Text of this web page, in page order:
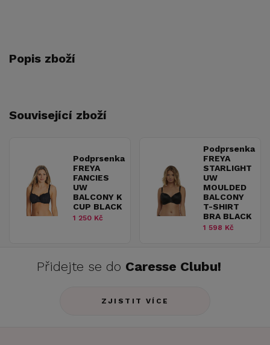
Popis zboží
Související zboží
Podprsenka
FREYA
FANCIES
UW
BALCONY K
CUP BLACK
1 250 Kč
Podprsenka
FREYA
STARLIGHT
UW
MOULDED
BALCONY
T-SHIRT
BRA BLACK
1 598 Kč
Přidejte se do Caresse Clubu!
ZJISTIT VÍCE